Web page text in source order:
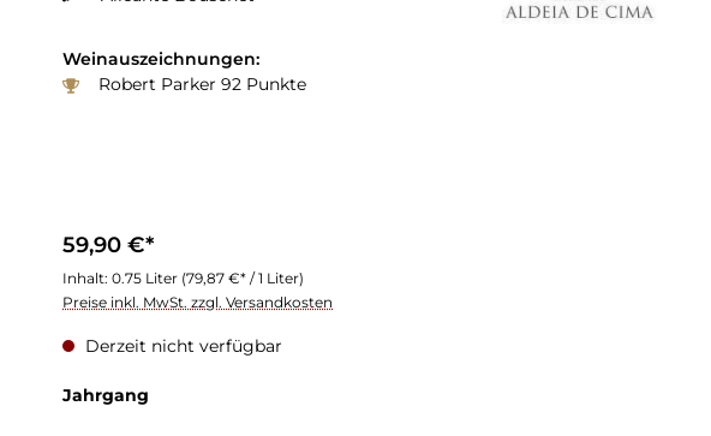
Weinauszeichnungen:
Robert Parker 92 Punkte
59,90 €*
Inhalt: 0.75 Liter (79,87 €* / 1 Liter)
Preise inkl. MwSt. zzgl. Versandkosten
Derzeit nicht verfügbar
Jahrgang